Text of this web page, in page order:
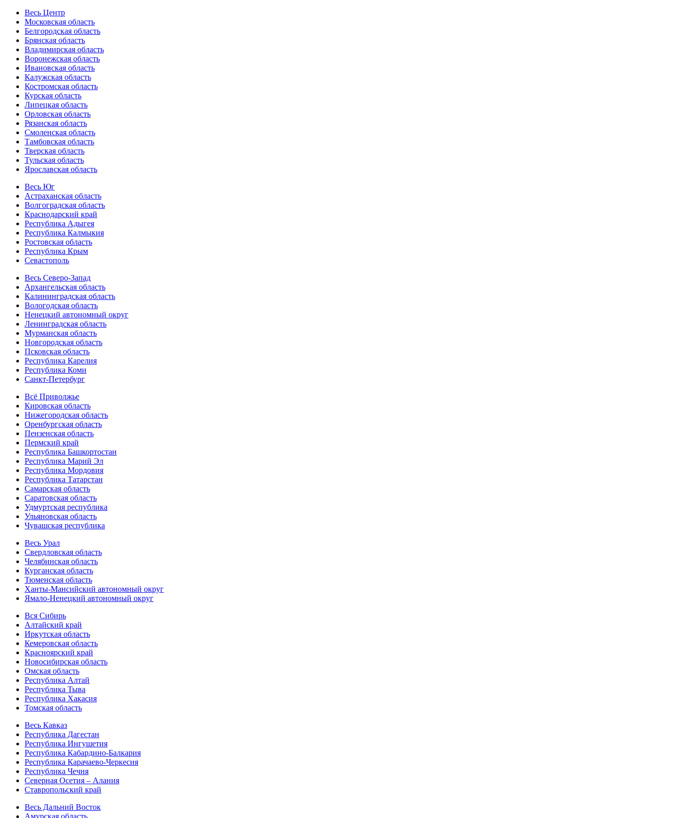
Весь Центр
Московская область
Белгородская область
Брянская область
Владимирская область
Воронежская область
Ивановская область
Калужская область
Костромская область
Курская область
Липецкая область
Орловская область
Рязанская область
Смоленская область
Тамбовская область
Тверская область
Тульская область
Ярославская область
Весь Юг
Астраханская область
Волгоградская область
Краснодарский край
Республика Адыгея
Республика Калмыкия
Ростовская область
Республика Крым
Севастополь
Весь Северо-Запад
Архангельская область
Калининградская область
Вологодская область
Ненецкий автономный округ
Ленинградская область
Мурманская область
Новгородская область
Псковская область
Республика Карелия
Республика Коми
Санкт-Петербург
Всё Приволжье
Кировская область
Нижегородская область
Оренбургская область
Пензенская область
Пермский край
Республика Башкортостан
Республика Марий Эл
Республика Мордовия
Республика Татарстан
Самарская область
Саратовская область
Удмуртская республика
Ульяновская область
Чувашская республика
Весь Урал
Свердловская область
Челябинская область
Курганская область
Тюменская область
Ханты-Мансийский автономный округ
Ямало-Ненецкий автономный округ
Вся Сибирь
Алтайский край
Иркутская область
Кемеровская область
Красноярский край
Новосибирская область
Омская область
Республика Алтай
Республика Тыва
Республика Хакасия
Томская область
Весь Кавказ
Республика Дагестан
Республика Ингушетия
Республика Кабардино-Балкария
Республика Карачаево-Черкесия
Республика Чечня
Северная Осетия – Алания
Ставропольский край
Весь Дальний Восток
Амурская область